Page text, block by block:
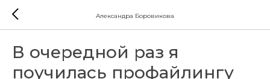
Александра Боровикова
В очередной раз я
поучилась профайлингу